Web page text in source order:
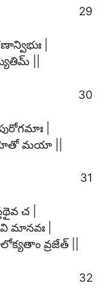
29
|
||
30
|
మయా ||
31
చ |
మానవః |
వ్రజేత్ ||
32